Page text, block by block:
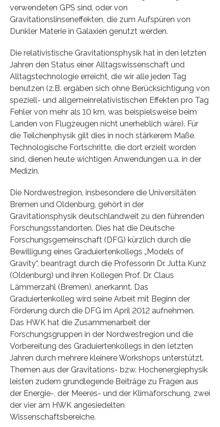
verwendeten GPS sind, oder von
Gravitationslinseneffekten, die zum Aufspüren von
Dunkler Materie in Galaxien genutzt werden.
Die relativistische Gravitationsphysik hat in den letzten
Jahren den Status einer Alltagswissenschaft und
Alltagstechnologie erreicht, die wir alle jeden Tag
benutzen (z.B. ergäben sich ohne Berücksichtigung von
speziell- und allgemeinrelativistischen Effekten pro Tag
Fehler von mehr als 10 km, was beispielsweise beim
Landen von Flugzeugen nicht unerheblich wäre). Für
die Teilchenphysik gilt dies in noch stärkerem Maße.
Technologische Fortschritte, die dort erzielt worden
sind, dienen heute wichtigen Anwendungen u.a. in der
Medizin.
Die Nordwestregion, insbesondere die Universitäten
Bremen und Oldenburg, gehört in der
Gravitationsphysik deutschlandweit zu den führenden
Forschungsstandorten. Dies hat die Deutsche
Forschungsgemeinschaft (DFG) kürzlich durch die
Bewilligung eines Graduiertenkollegs „Models of
Gravity“, beantragt durch die Professorin Dr. Jutta Kunz
(Oldenburg) und ihren Kollegen Prof. Dr. Claus
Lämmerzahl (Bremen), anerkannt. Das
Graduiertenkolleg wird seine Arbeit mit Beginn der
Förderung durch die DFG im April 2012 aufnehmen.
Das HWK hat die Zusammenarbeit der
Forschungsgruppen in der Nordwestregion und die
Vorbereitung des Graduiertenkollegs in den letzten
Jahren durch mehrere kleinere Workshops unterstützt.
Themen aus der Gravitations- bzw. Hochenergiephysik
leisten zudem grundlegende Beiträge zu Fragen aus
der Energie-, der Meeres- und der Klimaforschung, zwei
der vier am HWK angesiedelten
Wissenschaftsbereiche.